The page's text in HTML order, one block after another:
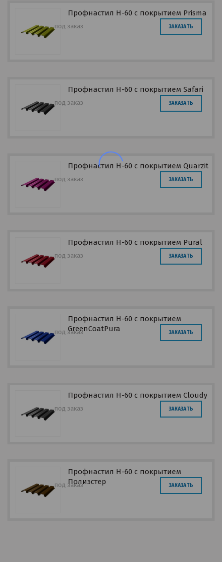
Профнастил Н-60 с покрытием Prisma
под заказ ЗАКАЗАТЬ
Профнастил Н-60 с покрытием Safari
под заказ ЗАКАЗАТЬ
Профнастил Н-60 с покрытием Quarzit
под заказ ЗАКАЗАТЬ
Профнастил Н-60 с покрытием Pural
под заказ ЗАКАЗАТЬ
Профнастил Н-60 с покрытием
GreenCoatPura
под заказ ЗАКАЗАТЬ
Профнастил Н-60 с покрытием Cloudy
под заказ ЗАКАЗАТЬ
Профнастил Н-60 с покрытием
Полиэстер
под заказ ЗАКАЗАТЬ